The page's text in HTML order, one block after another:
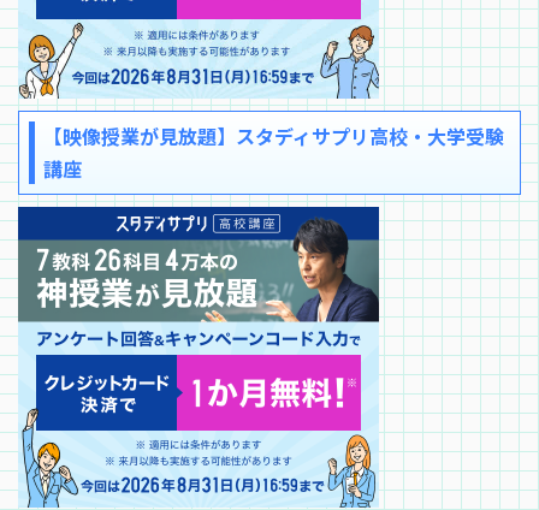
【映像授業が見放題】スタディサプリ高校・大学受験
講座